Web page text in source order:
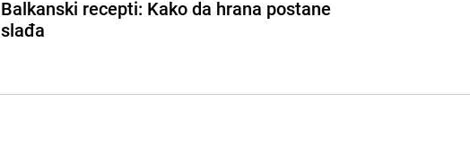
Balkanski recepti: Kako da hrana postane
slađa